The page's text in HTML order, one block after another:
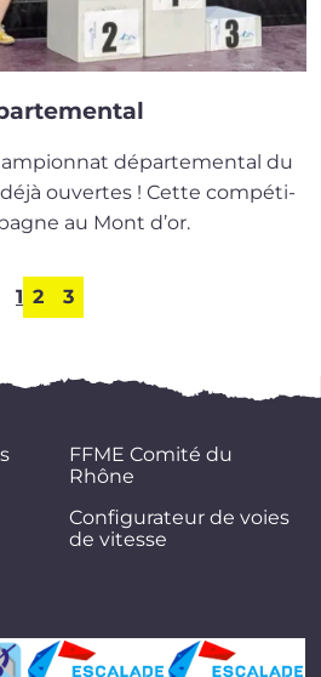
dépar­te­men­tal du
déjà ouvertes ! Cette com­pé­ti­
au Mont d’or.
1 2 3
FFME Comité du
Rhône
Configurateur de voies
de vitesse